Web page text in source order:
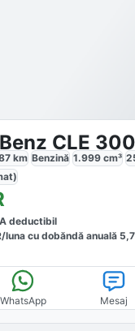
km Benzină 1.999 cm³
deductibil
lunacu dobăndă anuală 5,7
WhatsApp Mesaj